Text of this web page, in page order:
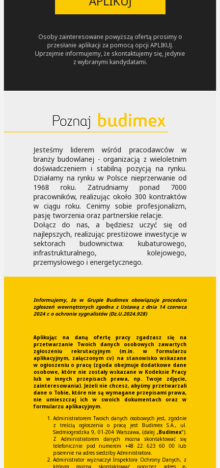
Osoby zainteresowane powyższą ofertą prosimy o
przesłanie aplikacji za pomocą opcji APLIKUJ.
Uprzejmie informujemy, że skontaktujemy się, jedynie
z wybranymi kandydatami.
Jesteśmy liderem wśród pracodawców w
branży budowlanej - organizacją z wieloletnim
doświadczeniem i stabilną pozycją na rynku.
Działamy na rynku w Polsce nieprzerwanie od
1968 roku. Zatrudniamy ponad 7000
pracowników, realizując około 300 kontraktów
w ciągu roku. Cenimy sobie profesjonalizm,
pasję tworzenia oraz partnerskie relacje.
Dołącz do nas, a będziesz uczyć się od
najlepszych, realizując prestiżowe inwestycje w
sektorach budownictwa: kubaturowego,
infrastrukturalnego, kolejowego,
przemysłowego i energetycznego.
Informujemy, że w Grupie Budimex obowiązuje procedura
zgłoszeń wewnętrznych zgodna z Ustawą z dnia 14 czerwca
2024 r. o ochronie sygnalistów (Dz.U.2024.928)
Aplikując na daną ofertę pracy zgadzasz się na
przetwarzanie Twoich danych osobowych zawartych
zgłoszeniu rekrutacyjnym (m.in. w formularzu
aplikacyjnym, załączonym cv) na stanowisko wskazane
w ogłoszeniu o pracę (zgoda obejmuje dodatkowe dane
osobowe, które nie zostały wskazane w Kodeksie Pracy
lub w innych przepisach prawa, np. Twoje zdjęcie,
zainteresowania). Jeżeli nie chcesz, abyśmy przetwarzali
dane o Tobie, które nie są wymagane przepisami prawa,
nie umieszczaj ich w swoich dokumentach oraz w
formularzu aplikacyjnym.
Administratorem Twoich danych osobowych jest, zgodnie
z treścią ogłoszenia o pracę jest Budimex S.A., ul.
Siedmiogrodzka 9, 01-204 Warszawa, (dalej „Budimex”).
Z Administratorem danych można skontaktować się
telefonicznie pod numerem +48 22 623 60 00 lub
pisemnie na adres siedziby Administratora.
Administrator wyznaczył Inspektora Ochrony Danych, z
którym można skontaktować poprzez adres e-